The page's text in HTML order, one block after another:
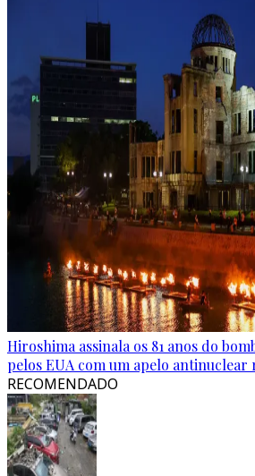
Hiroshima assinala os 81 anos do
pelos EUA com um apelo antinuclear
RECOMENDADO